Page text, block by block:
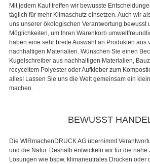
Mit jedem Kauf treffen wir bewusste
täglich für mehr Klimaschutz einsetzen. Auch wir
uns unserer ökologischen Verantwortung bewusst
Möglichkeiten, um Ihren Warenkorb
haben eine sehr breite Auswahl an Produkten aus
nachhaltigen Materialien. Wünschen Sie einen
Kugelschreiber aus nachhaltigen Materialien,
recyceltem Polyester oder Aufkleber zum
alles! Lassen Sie uns die Welt gemeinsam ein
machen.
BEWUSST
Die WIRmachenDRUCK AG übernimmt
und die Natur. Deshalb entwickeln wir für die nahe
Lösungen wie bspw. klimaneutrales Drucken oder